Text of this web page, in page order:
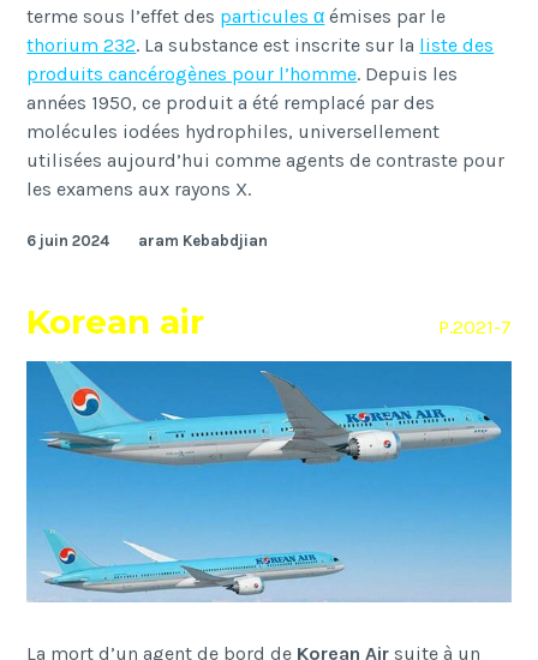
terme sous l’effet des particules α émises par le
thorium 232. La substance est inscrite sur la liste des
produits cancérogènes pour l’homme. Depuis les
années 1950, ce produit a été remplacé par des
molécules iodées hydrophiles, universellement
utilisées aujourd’hui comme agents de contraste pour
les examens aux rayons X.
6 juin 2024 aram Kebabdjian
Korean air P.2021-7
La mort d’un agent de bord de Korean Air suite à un